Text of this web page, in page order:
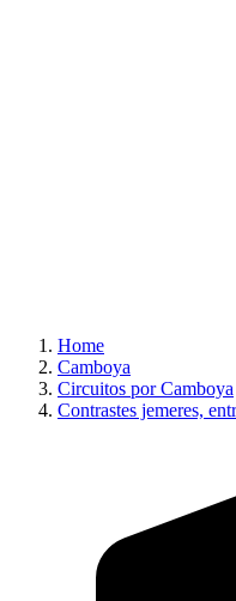
Home
Camboya
Circuitos por Camboya
Contrastes jemeres,